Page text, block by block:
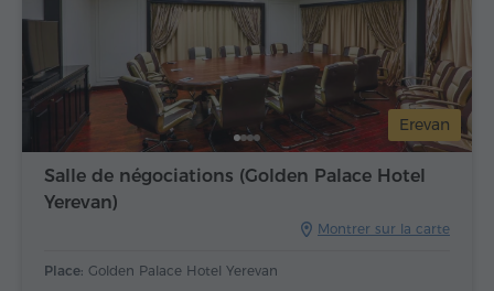
Erevan
Salle de négociations (Golden Palace Hotel
Yerevan)
Montrer sur la carte
Place: Golden Palace Hotel Yerevan